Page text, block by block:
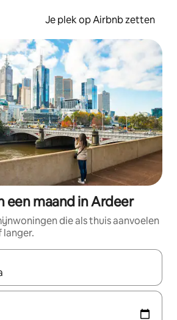
Je plek op Airbnb zetten
een maand in Ardeer
die als thuis aanvoelen
langer.
beschikbaar zijn, maak je een keuze